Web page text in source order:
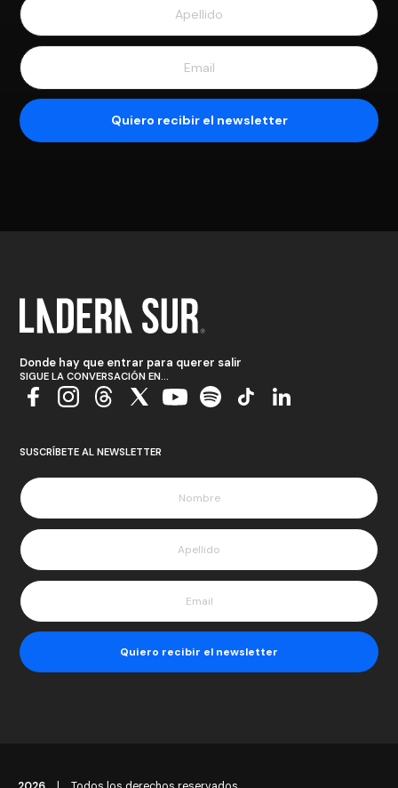
Donde hay que entrar para querer salir
SIGUE LA CONVERSACIÓN EN...
SUSCRÍBETE AL NEWSLETTER